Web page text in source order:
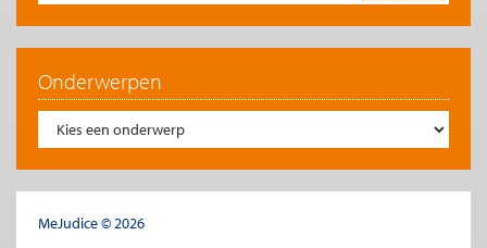
Onderwerpen
MeJudice © 2026